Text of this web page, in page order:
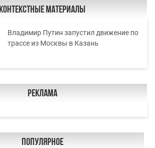
Контекстные материалы
Владимир Путин запустил движение по
трассе из Москвы в Казань
Реклама
Популярное